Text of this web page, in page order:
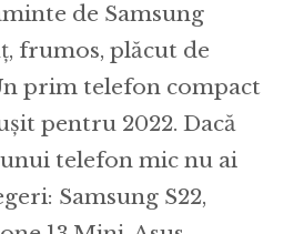
de Samsung
frumos, plăcut de
prim telefon compact
pentru 2022. Dacă
telefon mic nu ai
Samsung S22,